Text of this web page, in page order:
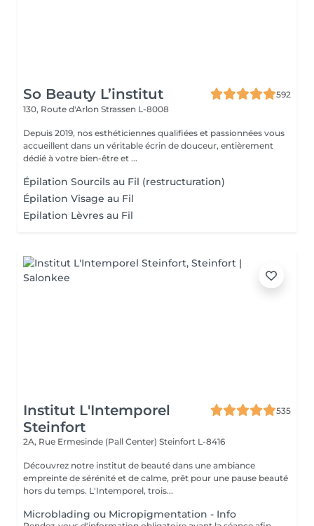
So Beauty L’institut
592
130, Route d'Arlon Strassen L-8008
Depuis 2019, nos esthéticiennes qualifiées et passionnées vous
accueillent dans un véritable écrin de douceur, entièrement
dédié à votre bien-être et ...
Épilation Sourcils au Fil (restructuration)
Épilation Visage au Fil
Epilation Lèvres au Fil
Institut L'Intemporel
Steinfort
535
2A, Rue Ermesinde (Pall Center) Steinfort L-8416
Découvrez notre institut de beauté dans une ambiance
empreinte de sérénité et de calme, prêt pour une pause beauté
hors du temps. L'Intemporel, trois...
Microblading ou Micropigmentation - Info